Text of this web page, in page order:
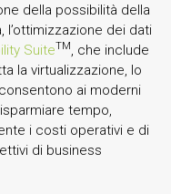
della possibilità della
dei dati
SuiteTM, che include
la virtualizzazione, lo
ai moderni
tempo,
i costi operativi e di
di business